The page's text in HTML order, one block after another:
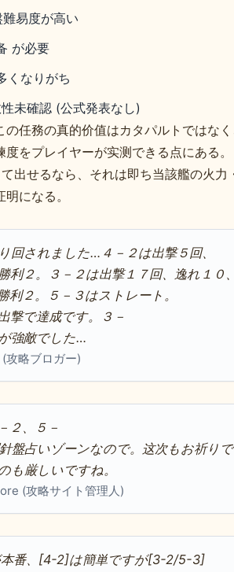
易度が高い
が必要
くなりがち
未確認 (公式発表なし)
の任務の真的价值はカタパルトではな
度をプレイヤーが实测できる点にある。
出せるなら、それは即ち当該艦の火力
になる。
回されました…４－２は出撃５回、
利２。３－２は出撃１７回、逸れ１０
利２。５－３はストレート。
撃で達成です。３－
強敵でした…
略ブロガー)
２、５－
盤占いゾーンなので。这次もお祈り
も厳しいですね。
(攻略サイト管理人)
番、[4-2]は簡単ですが[3-2/5-3]